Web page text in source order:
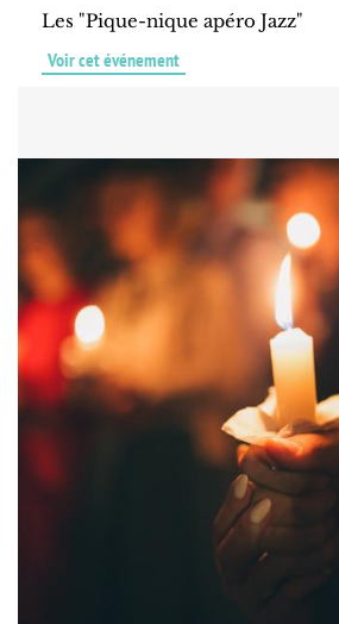
Les "Pique-nique apéro Jazz"
Voir cet événement